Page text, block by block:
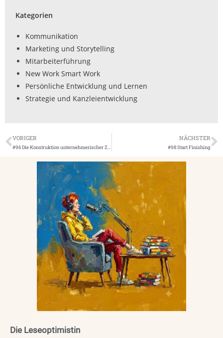
Kategorien
Kommunikation
Marketing und Storytelling
Mitarbeiterführung
New Work Smart Work
Persönliche Entwicklung und Lernen
Strategie und Kanzleientwicklung
VORIGER
#96 Die Konstruktion unternehmerischer Zukünfte
NÄCHSTER
#98 Start Finishing
Die Leseoptimistin